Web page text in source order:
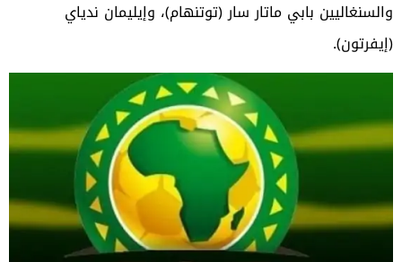
والسنغاليين بابي ماتار سار (توتنهام)، وإيليمان ندياي
(إيفرتون).